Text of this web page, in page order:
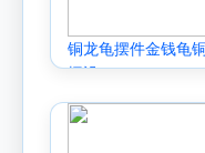
铜龙龟摆件金钱龟
摆设